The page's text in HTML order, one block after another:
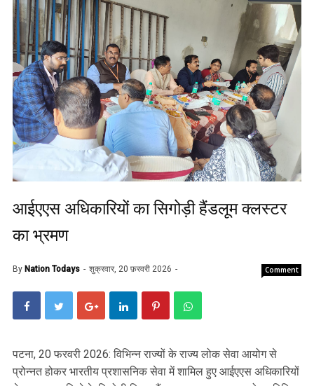
आईएएस अधिकारियों का सिगोड़ी हैंडलूम क्लस्टर
का भ्रमण
By Nation Todays शुक्रवार, 20 फ़रवरी 2026 Comment
पटना, 20 फरवरी 2026: विभिन्न राज्यों के राज्य लोक सेवा आयोग से
प्रोन्नत होकर भारतीय प्रशासनिक सेवा में शामिल हुए आईएएस अधिकारियों